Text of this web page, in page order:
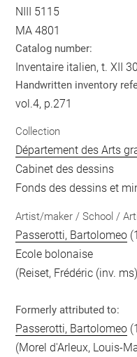
NIII 5115
MA 4801
Catalog number:
Inventaire italien, t. XII
Handwritten inventory
vol.4, p.271
Collection
Département des Arts
Cabinet des dessins
Fonds des dessins et
Artist/maker / School /
Passerotti, Bartolomeo
Ecole bolonaise
(Reiset, Frédéric (inv.
Formerly attributed to:
Passerotti, Bartolomeo
(Morel d'Arleux, Louis-